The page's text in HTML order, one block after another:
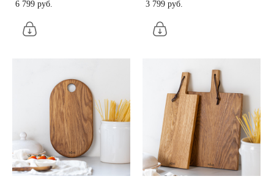
6 799 pуб.
3 799 pуб.